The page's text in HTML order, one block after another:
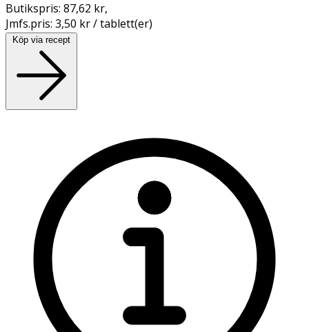
Butikspris: 87,62 kr,
Jmfs.pris: 3,50 kr / tablett(er)
Köp via recept